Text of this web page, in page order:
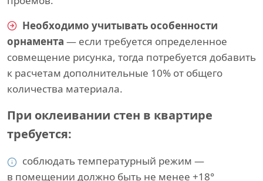
Необходимо учитывать особенности
орнамента — если требуется определенное
совмещение рисунка, тогда потребуется добавить
к расчетам дополнительные 10% от общего
количества материала.
При оклеивании стен в квартире
требуется:
соблюдать температурный режим —
в помещении должно быть не менее +18°